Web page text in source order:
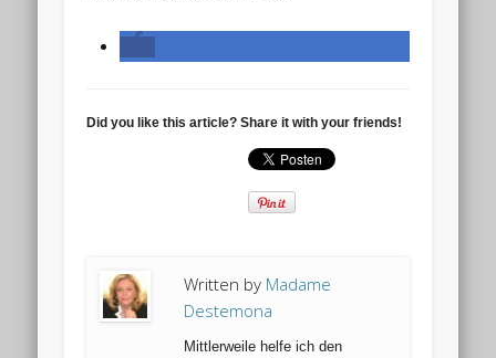
Did you like this article? Share it with your friends!
Written by Madame
Destemona
Mittlerweile helfe ich den